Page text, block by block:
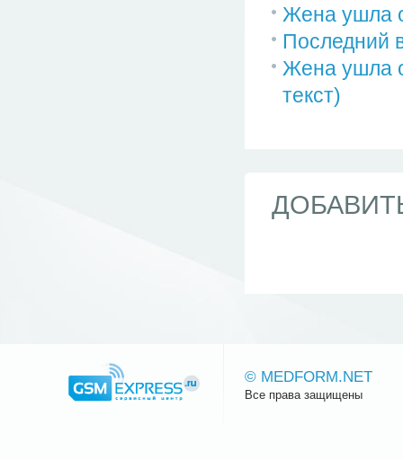
Жена ушла
Последний
Жена ушла
текст)
© MEDFORM.NET
Все права защищены